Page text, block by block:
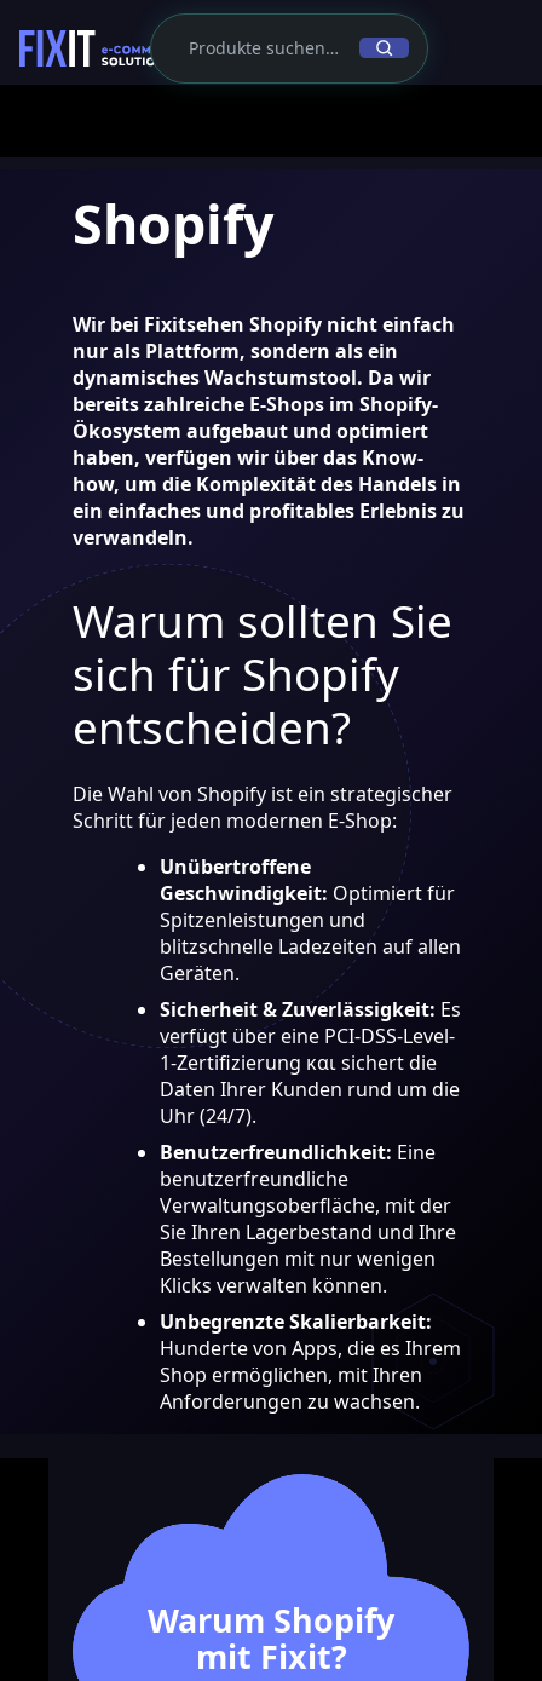
Shopify
Wir bei Fixitsehen Shopify nicht einfach
nur als Plattform, sondern als ein
dynamisches Wachstumstool. Da wir
bereits zahlreiche E-Shops im Shopify-
Ökosystem aufgebaut und optimiert
haben, verfügen wir über das Know-
how, um die Komplexität des Handels in
ein einfaches und profitables Erlebnis zu
verwandeln.
Warum sollten Sie
sich für Shopify
entscheiden?
Die Wahl von Shopify ist ein strategischer
Schritt für jeden modernen E-Shop:
Unübertroffene
Geschwindigkeit: Optimiert für
Spitzenleistungen und
blitzschnelle Ladezeiten auf allen
Geräten.
Sicherheit & Zuverlässigkeit: Es
verfügt über eine PCI-DSS-Level-
1-Zertifizierung και sichert die
Daten Ihrer Kunden rund um die
Uhr (24/7).
Benutzerfreundlichkeit: Eine
benutzerfreundliche
Verwaltungsoberfläche, mit der
Sie Ihren Lagerbestand und Ihre
Bestellungen mit nur wenigen
Klicks verwalten können.
Unbegrenzte Skalierbarkeit:
Hunderte von Apps, die es Ihrem
Shop ermöglichen, mit Ihren
Anforderungen zu wachsen.
Warum Shopify
mit Fixit?